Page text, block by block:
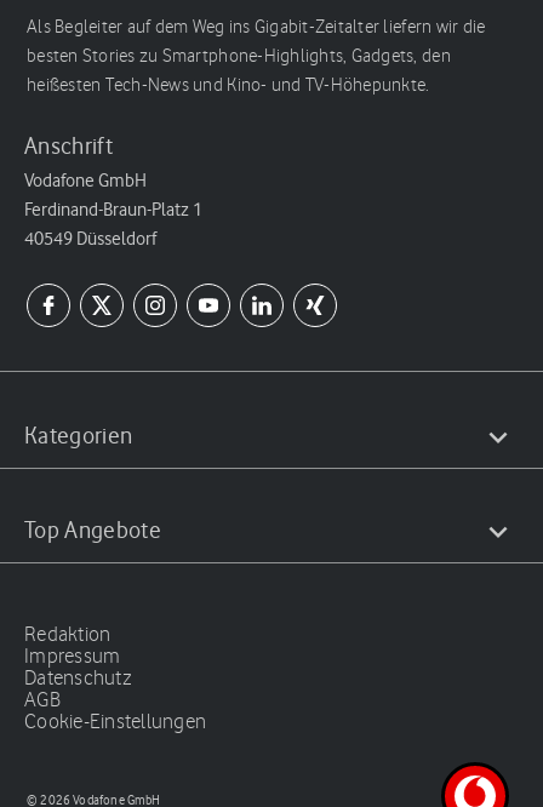
Als Begleiter auf dem Weg ins Gigabit-Zeitalter liefern wir die
besten Stories zu Smartphone-Highlights, Gadgets, den
heißesten Tech-News und Kino- und TV-Höhepunkte.
Anschrift
Vodafone GmbH
Ferdinand-Braun-Platz 1
40549 Düsseldorf
Kategorien
Top Angebote
Redaktion
Impressum
Datenschutz
AGB
Cookie-Einstellungen
© 2026 Vodafone GmbH